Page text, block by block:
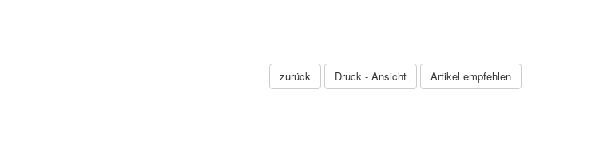
zurück Druck - Ansicht Artikel empfehlen